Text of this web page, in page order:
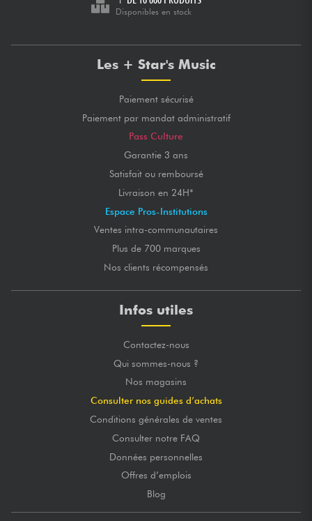
Disponibles en stock
Les + Star's Music
Paiement sécurisé
Paiement par mandat administratif
Pass Culture
Garantie 3 ans
Satisfait ou remboursé
Livraison en 24H*
Espace Pros-Institutions
Ventes intra-communautaires
Plus de 700 marques
Nos clients récompensés
Infos utiles
Contactez-nous
Qui sommes-nous ?
Nos magasins
Consulter nos guides d’achats
Conditions générales de ventes
Consulter notre FAQ
Données personnelles
Offres d’emplois
Blog